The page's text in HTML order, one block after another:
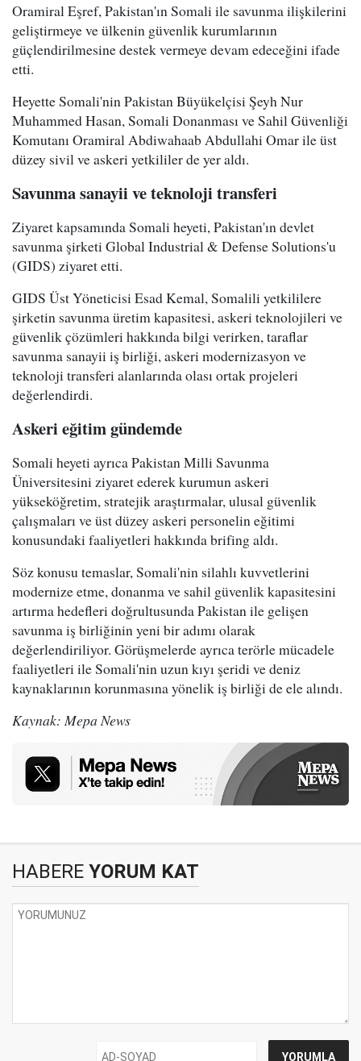
Oramiral Eşref, Pakistan'ın Somali ile savunma ilişkilerini
geliştirmeye ve ülkenin güvenlik kurumlarının
güçlendirilmesine destek vermeye devam edeceğini ifade
etti.
Heyette Somali'nin Pakistan Büyükelçisi Şeyh Nur
Muhammed Hasan, Somali Donanması ve Sahil Güvenliği
Komutanı Oramiral Abdiwahaab Abdullahi Omar ile üst
düzey sivil ve askeri yetkililer de yer aldı.
Savunma sanayii ve teknoloji transferi
Ziyaret kapsamında Somali heyeti, Pakistan'ın devlet
savunma şirketi Global Industrial & Defense Solutions'u
(GIDS) ziyaret etti.
GIDS Üst Yöneticisi Esad Kemal, Somalili yetkililere
şirketin savunma üretim kapasitesi, askeri teknolojileri ve
güvenlik çözümleri hakkında bilgi verirken, taraflar
savunma sanayii iş birliği, askeri modernizasyon ve
teknoloji transferi alanlarında olası ortak projeleri
değerlendirdi.
Askeri eğitim gündemde
Somali heyeti ayrıca Pakistan Milli Savunma
Üniversitesini ziyaret ederek kurumun askeri
yükseköğretim, stratejik araştırmalar, ulusal güvenlik
çalışmaları ve üst düzey askeri personelin eğitimi
konusundaki faaliyetleri hakkında brifing aldı.
Söz konusu temaslar, Somali'nin silahlı kuvvetlerini
modernize etme, donanma ve sahil güvenlik kapasitesini
artırma hedefleri doğrultusunda Pakistan ile gelişen
savunma iş birliğinin yeni bir adımı olarak
değerlendiriliyor. Görüşmelerde ayrıca terörle mücadele
faaliyetleri ile Somali'nin uzun kıyı şeridi ve deniz
kaynaklarının korunmasına yönelik iş birliği de ele alındı.
Kaynak: Mepa News
HABERE YORUM KAT